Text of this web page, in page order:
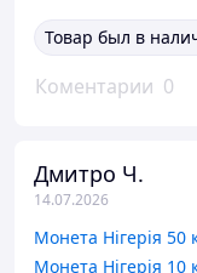
Товар был в
Коментарии 0
Дмитро Ч.
14.07.2026
Монета Нігерія 50
Монета Нігерія 10